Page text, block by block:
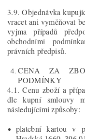
3.9. Objednávka
vracet ani vyměňovat
vyjma případů
obchodními
právních předpisů.
CENA ZA
PODMÍNKY
4.1. Cenu zboží a
dle kupní smlouvy
následujícími způsoby:
platební kartou v